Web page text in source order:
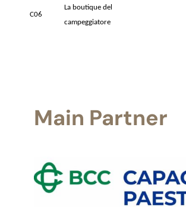
C06
La boutique del
campeggiatore
Main Partner